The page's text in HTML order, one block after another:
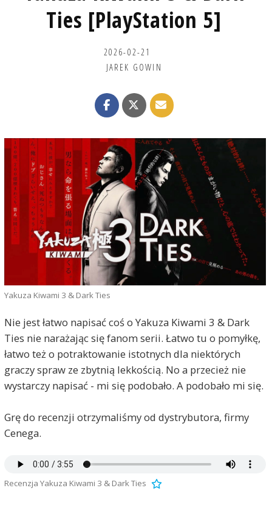
Ties [PlayStation 5]
2026-02-21
JAREK GOWIN
Yakuza Kiwami 3 & Dark Ties
Nie jest łatwo napisać coś o Yakuza Kiwami 3 & Dark
Ties nie narażając się fanom serii. Łatwo tu o pomyłkę,
łatwo też o potraktowanie istotnych dla niektórych
graczy spraw ze zbytnią lekkością. No a przecież nie
wystarczy napisać - mi się podobało. A podobało mi się.
Grę do recenzji otrzymaliśmy od dystrybutora, firmy
Cenega.
Recenzja Yakuza Kiwami 3 & Dark Ties